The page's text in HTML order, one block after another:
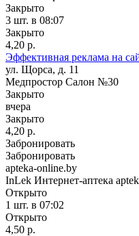
Закрыто
3 шт. в 08:07
Закрыто
4,20 р.
Эффективная реклама на
ул. Щорса, д. 11
Медпростор Салон №30
Закрыто
вчера
Закрыто
4,20 р.
Забронировать
Забронировать
apteka-online.by
InLek Интернет-аптека
Открыто
1 шт. в 07:02
Открыто
4,50 р.